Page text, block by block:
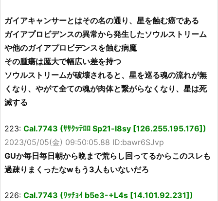
ガイアキャンサーとはその名の通り、星を蝕む癌である
ガイアプロビデンスの異常から発生したソウルストリーム
や他のガイアプロビデンスを蝕む病魔
その腫瘍は厖大で幅広い差を持つ
ソウルストリームが破壊されると、星を巡る魂の流れが無
くなり、やがて全ての魂が肉体と繋がらなくなり、星は死
滅する
223: Cal.7743 (ｻｻｸｯﾃﾛﾛ Sp21-l8sy [126.255.195.176])
2023/05/05(金) 09:50:05.88 ID:bawr6SJvp
GUか毎日毎日朝から晩まで荒らし回ってるからこのスレも
過疎りまくったなwもう3人もいないだろ
226: Cal.7743 (ﾜｯﾁｮｲ b5e3-+L4s [14.101.92.231])